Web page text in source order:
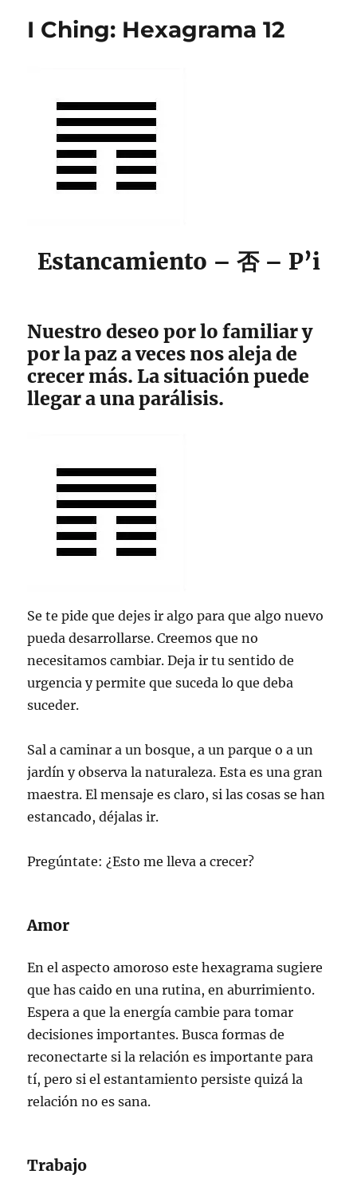
13
I Ching: Hexagrama 12
Estancamiento – 否 – P’i
Nuestro deseo por lo familiar y
por la paz a veces nos aleja de
crecer más. La situación puede
llegar a una parálisis.
Se te pide que dejes ir algo para que algo nuevo
pueda desarrollarse. Creemos que no
necesitamos cambiar. Deja ir tu sentido de
urgencia y permite que suceda lo que deba
suceder.
Sal a caminar a un bosque, a un parque o a un
jardín y observa la naturaleza. Esta es una gran
maestra. El mensaje es claro, si las cosas se han
estancado, déjalas ir.
Pregúntate: ¿Esto me lleva a crecer?
Amor
En el aspecto amoroso este hexagrama sugiere
que has caido en una rutina, en aburrimiento.
Espera a que la energía cambie para tomar
decisiones importantes. Busca formas de
reconectarte si la relación es importante para
tí, pero si el estantamiento persiste quizá la
relación no es sana.
Trabajo